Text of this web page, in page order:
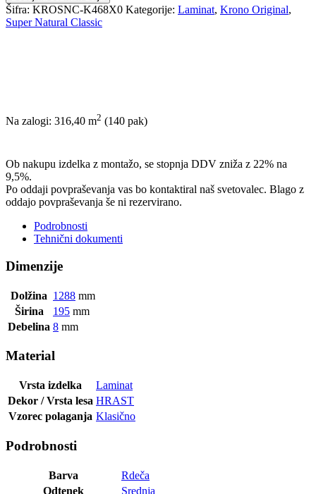
Šifra: KROSNC-K468X0 Kategorije: Laminat, Krono Original,
Super Natural Classic
Na zalogi: 316,40 m2 (140 pak)
Ob nakupu izdelka z montažo, se stopnja DDV zniža z 22% na
9,5%.
Po oddaji povpraševanja vas bo kontaktiral naš svetovalec. Blago z
oddajo povpraševanja še ni rezervirano.
Podrobnosti
Tehnični dokumenti
Dimenzije
Dolžina 1288 mm
Širina
195 mm
Debelina 8 mm
Material
Vrsta izdelka
Laminat
Dekor / Vrsta lesa HRAST
Vzorec polaganja Klasično
Podrobnosti
Barva
Rdeča
Odtenek
Srednja